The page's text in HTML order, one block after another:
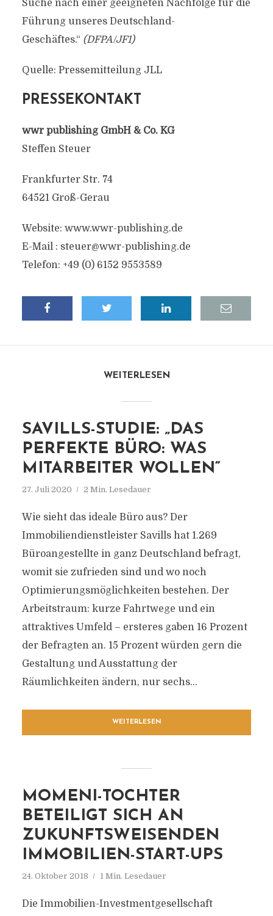
Suche nach einer geeigneten Nachfolge für die
Führung unseres Deutschland-
Geschäftes.“ (DFPA/JF1)
Quelle: Pressemitteilung JLL
PRESSEKONTAKT
wwr publishing GmbH & Co. KG
Steffen Steuer
Frankfurter Str. 74
64521 Groß-Gerau
Website: www.wwr-publishing.de
E-Mail : steuer@wwr-publishing.de
Telefon: +49 (0) 6152 9553589
WEITERLESEN
SAVILLS-STUDIE: „DAS
PERFEKTE BÜRO: WAS
MITARBEITER WOLLEN“
27. Juli 2020 2 Min. Lesedauer
Wie sieht das ideale Büro aus? Der
Immobiliendienstleister Savills hat 1.269
Büroangestellte in ganz Deutschland befragt,
womit sie zufrieden sind und wo noch
Optimierungsmöglichkeiten bestehen. Der
Arbeitstraum: kurze Fahrtwege und ein
attraktives Umfeld – ersteres gaben 16 Prozent
der Befragten an. 15 Prozent würden gern die
Gestaltung und Ausstattung der
Räumlichkeiten ändern, nur sechs...
WEITERLESEN
MOMENI-TOCHTER
BETEILIGT SICH AN
ZUKUNFTSWEISENDEN
IMMOBILIEN-START-UPS
24. Oktober 2018 1 Min. Lesedauer
Die Immobilien-Investmentgesellschaft